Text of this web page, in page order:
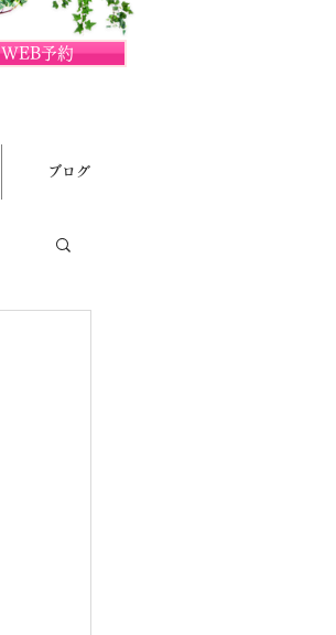
WEB予約
ブログ